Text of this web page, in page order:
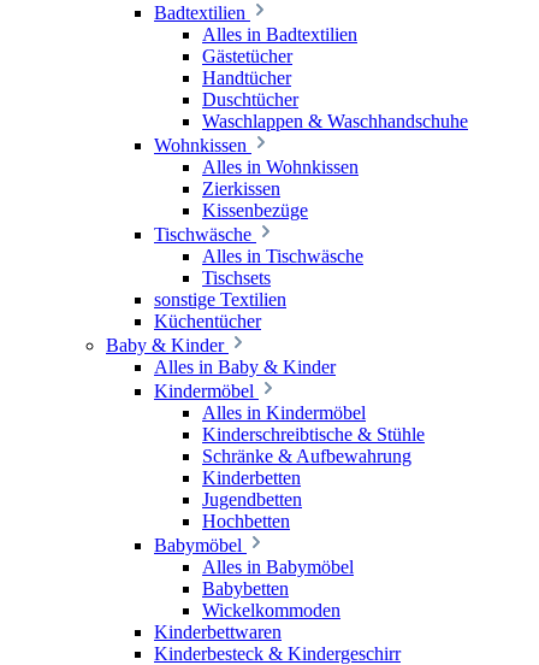
Badtextilien
Alles in Badtextilien
Gästetücher
Handtücher
Duschtücher
Waschlappen & Waschhandschuhe
Wohnkissen
Alles in Wohnkissen
Zierkissen
Kissenbezüge
Tischwäsche
Alles in Tischwäsche
Tischsets
sonstige Textilien
Küchentücher
Baby & Kinder
Alles in Baby & Kinder
Kindermöbel
Alles in Kindermöbel
Kinderschreibtische & Stühle
Schränke & Aufbewahrung
Kinderbetten
Jugendbetten
Hochbetten
Babymöbel
Alles in Babymöbel
Babybetten
Wickelkommoden
Kinderbettwaren
Kinderbesteck & Kindergeschirr